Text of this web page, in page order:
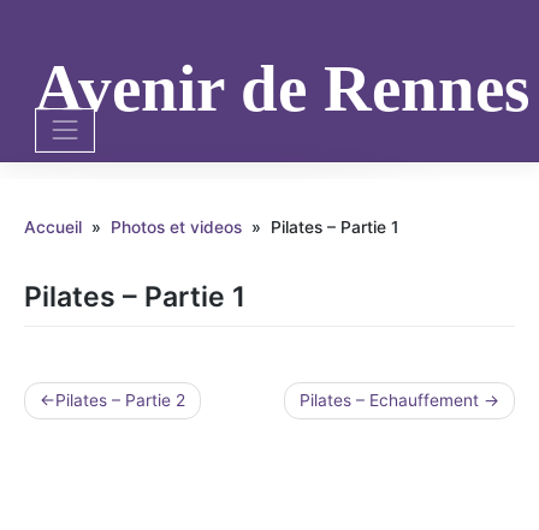
Avenir de
Accueil » Photos et videos » Pilates – Partie 1
Pilates – Partie 1
Navigation
Pilates – Partie 2 Pilates – Echauffement